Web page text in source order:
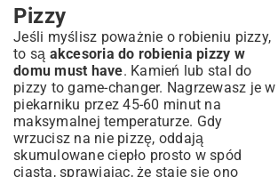
Pizzy
Jeśli myślisz poważnie o robieniu pizzy,
to są akcesoria do robienia pizzy w
domu must have. Kamień lub stal do
pizzy to game-changer. Nagrzewasz je w
piekarniku przez 45-60 minut na
maksymalnej temperaturze. Gdy
wrzucisz na nie pizzę, oddają
skumulowane ciepło prosto w spód
ciasta, sprawiając, że staje się ono